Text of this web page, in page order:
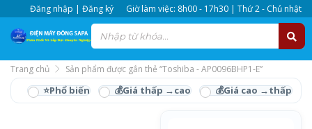
Đăng nhập | Đăng ký Giờ làm việc: 8h00 - 17h30 | Thứ 2 - Chủ nhật
Trang chủ Sản phẩm được gắn thẻ “Toshiba - AP0096BHP1-E”
Toshiba - AP0096BHP1-